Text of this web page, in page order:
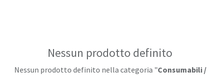
Nessun prodotto definito
Nessun prodotto definito nella categoria "Consumabili /